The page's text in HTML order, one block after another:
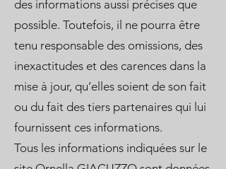
des informations aussi précises que
possible. Toutefois, il ne pourra être
tenu responsable des omissions, des
inexactitudes et des carences dans la
mise à jour, qu’elles soient de son fait
ou du fait des tiers partenaires qui lui
fournissent ces informations.
Tous les informations indiquées sur le